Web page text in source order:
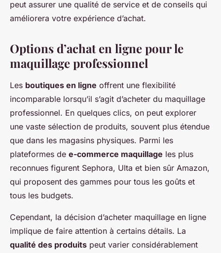
peut assurer une qualité de service et de conseils qui
améliorera votre expérience d’achat.
Options d’achat en ligne pour le
maquillage professionnel
Les boutiques en ligne offrent une flexibilité
incomparable lorsqu’il s’agit d’acheter du maquillage
professionnel. En quelques clics, on peut explorer
une vaste sélection de produits, souvent plus étendue
que dans les magasins physiques. Parmi les
plateformes de e-commerce maquillage les plus
reconnues figurent Sephora, Ulta et bien sûr Amazon,
qui proposent des gammes pour tous les goûts et
tous les budgets.
Cependant, la décision d’acheter maquillage en ligne
implique de faire attention à certains détails. La
qualité des produits peut varier considérablement